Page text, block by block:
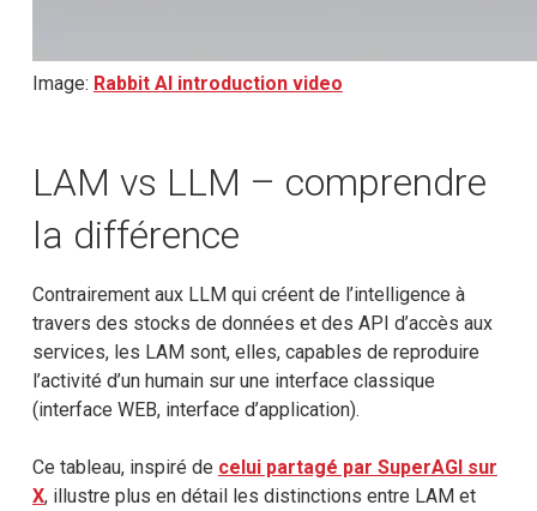
Image: Rabbit AI introduction video
LAM vs LLM – comprendre
la différence
Contrairement aux LLM qui créent de l’intelligence à
travers des stocks de données et des API d’accès aux
services, les LAM sont, elles, capables de reproduire
l’activité d’un humain sur une interface classique
(interface WEB, interface d’application).
Ce tableau, inspiré de celui partagé par SuperAGI sur
X, illustre plus en détail les distinctions entre LAM et